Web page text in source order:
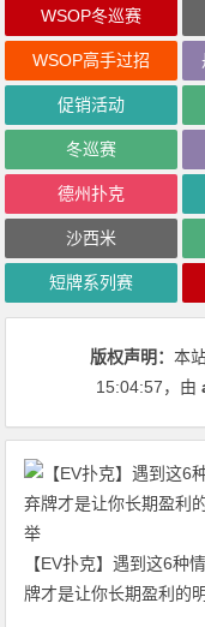
WSOP冬巡赛
WSOP高手过招
促销活动
冬巡赛
德州扑克
沙西米
短牌系列赛
版权声明：本
15:04:57，由
【EV扑克】遇到这6种
牌才是让你长期盈利的